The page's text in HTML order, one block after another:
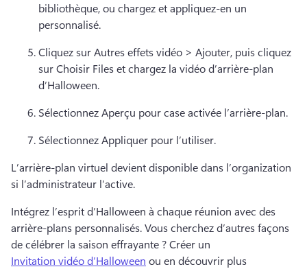
bibliothèque, ou chargez et appliquez-en un
personnalisé.
Cliquez sur Autres effets vidéo > Ajouter, puis cliquez
sur Choisir Files et chargez la vidéo d’arrière-plan
d’Halloween.
Sélectionnez Aperçu pour case activée l’arrière-plan.
Sélectionnez Appliquer pour l’utiliser.
L’arrière-plan virtuel devient disponible dans l’organization
si l’administrateur l’active.
Intégrez l’esprit d’Halloween à chaque réunion avec des
arrière-plans personnalisés. Vous cherchez d’autres façons
de célébrer la saison effrayante ? Créer un
Invitation vidéo d’Halloween ou en découvrir plus